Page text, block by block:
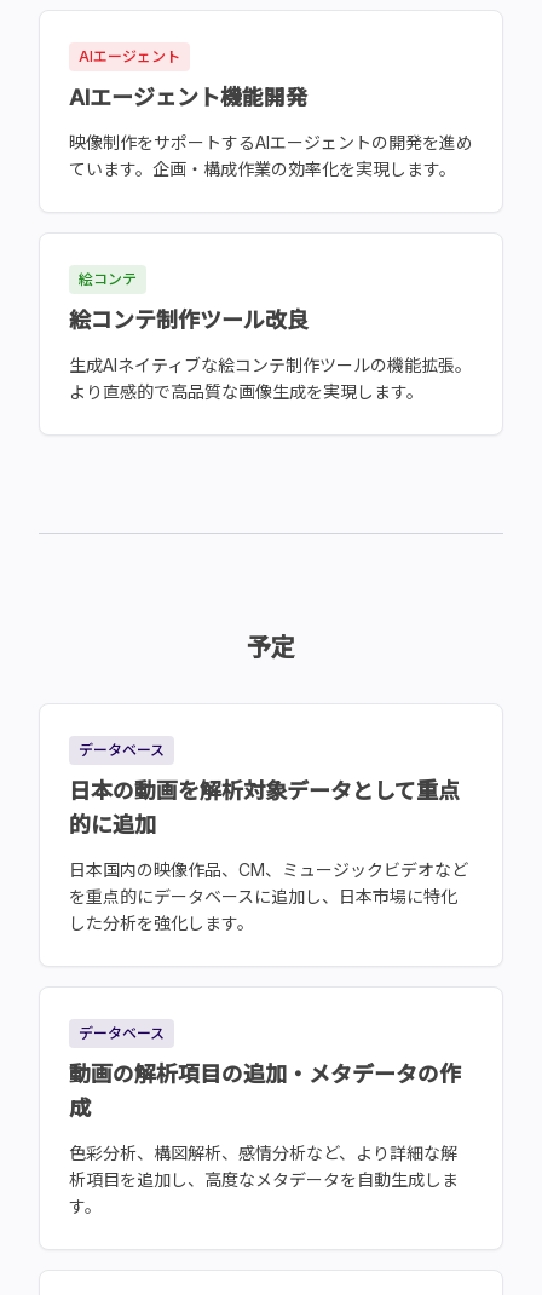
AIエージェント
AIエージェント機能開発
映像制作をサポートするAIエージェントの開発を進め
ています。企画・構成作業の効率化を実現します。
絵コンテ
絵コンテ制作ツール改良
生成AIネイティブな絵コンテ制作ツールの機能拡張。
より直感的で高品質な画像生成を実現します。
予定
データベース
日本の動画を解析対象データとして重点
的に追加
日本国内の映像作品、CM、ミュージックビデオなど
を重点的にデータベースに追加し、日本市場に特化
した分析を強化します。
データベース
動画の解析項目の追加・メタデータの作
成
色彩分析、構図解析、感情分析など、より詳細な解
析項目を追加し、高度なメタデータを自動生成しま
す。